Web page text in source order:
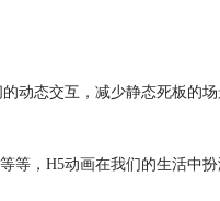
态交互，减少静态死板的
，H5动画在我们的生活